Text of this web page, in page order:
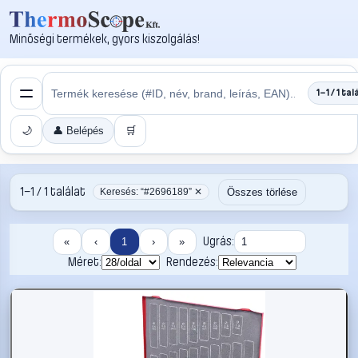
Minőségi termékek, gyors kiszolgálás!
1–1 / 1
🌙 👤 Belépés 🛒
1–1 / 1 találat Keresés: “#2696189” ✕ Összes törlése
« ‹ 1 › »
Ugrás:
Méret:
Rendezés: